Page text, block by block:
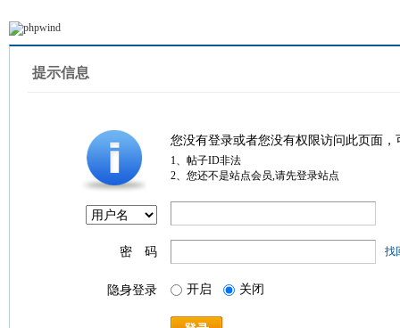
提示信息
您没有登录或者您没有权限访问此页面
1、帖子ID非法
2、您还不是站点会员,请先登录站点
密 码 找
隐身登录 开启 关闭